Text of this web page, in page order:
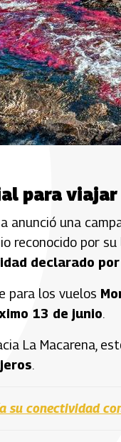
para viajar
anunció una
reconocido por
declarado
para los vuelos
13 de junio.
La Macarena,
.
su conectividad